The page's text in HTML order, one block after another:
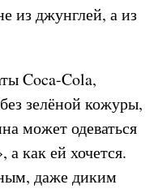
из джунглей, а из
Coca-Cola,
зелёной кожуры,
может одеваться
как ей хочется.
даже диким